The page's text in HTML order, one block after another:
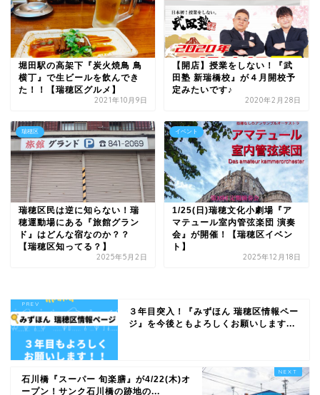
堀田駅の高架下『炭火焼鳥 鳥
横丁』で生ビールを飲んでき
た！！【瑞穂区グルメ】
2021年10月9日
【開店】授業をしない！『武
田塾 新瑞橋校』が４月開校予
定みたいです♪
2020年2月28日
瑞穂区
瑞穂区民は逆に知らない！瑞
穂運動場にある『旅館グラン
ド』はどんな宿なのか？？
【瑞穂区知ってる？】
2025年5月2日
イベント
1/25(日)瑞穂文化小劇場『ア
マテュール室内管弦楽団 演奏
会』が開催！【瑞穂区イベン
ト】
2025年12月18日
３年目突入！『みずほん 瑞穂区情報ペー
ジ』を今後ともよろしくお願いします...
石川橋『スーパー 旬楽膳』が4/22(木)オ
ープン！サンク石川橋の跡地の...